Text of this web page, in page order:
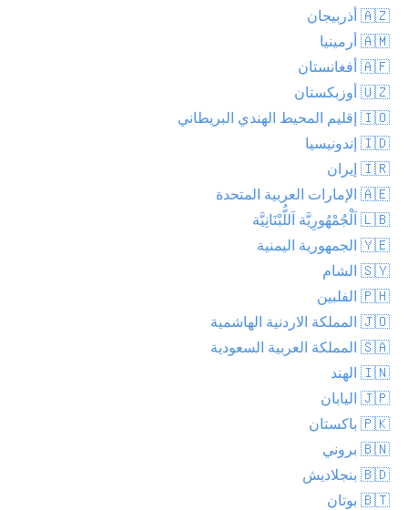
🇦🇿 أذربيجان
🇦🇲 أرمينيا
🇦🇫 أفغانستان
🇺🇿 أوزبكستان
🇮🇴 إقليم المحيط الهندي البريطاني
🇮🇩 إندونيسيا
🇮🇷 إيران
🇦🇪 الإمارات العربية المتحدة
🇱🇧 اَلْجُمْهُورِيَّة اَللُّبْنَانِيَّة
🇾🇪 الجمهورية اليمنية
🇸🇾 الشام
🇵🇭 الفلبين
🇯🇴 المملكة الاردنية الهاشمية
🇸🇦 المملكة العربية السعودية
🇮🇳 الهند
🇯🇵 اليابان
🇵🇰 باكستان
🇧🇳 بروني
🇧🇩 بنجلاديش
🇧🇹 بوتان